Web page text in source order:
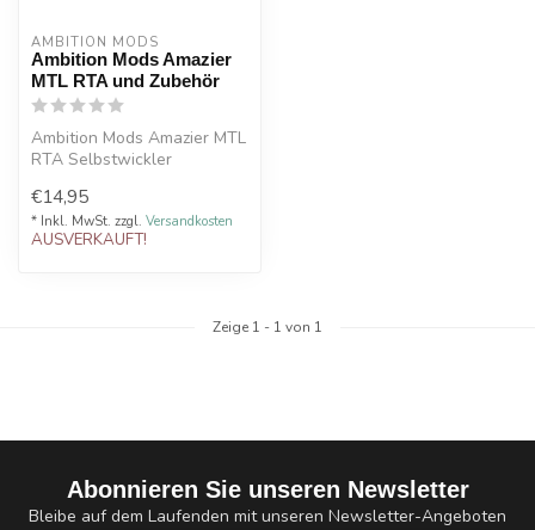
AMBITION MODS
Ambition Mods Amazier
MTL RTA und Zubehör
Ambition Mods Amazier MTL
RTA Selbstwickler
separat er...
€14,95
* Inkl. MwSt. zzgl. Versandkosten
AUSVERKAUFT!
Zeige 1 - 1 von 1
Abonnieren Sie unseren Newsletter
Bleibe auf dem Laufenden mit unseren Newsletter-Angeboten